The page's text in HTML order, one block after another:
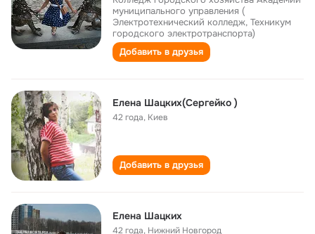
муниципального управления (
Электротехнический колледж, Техникум
городского электротранспорта)
Добавить в друзья
Елена Шацких(Сергейко )
42 года, Киев
Добавить в друзья
Елена Шацких
42 года, Нижний Новгород